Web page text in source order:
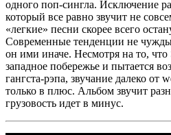
одного поп-сингла. Исключение
который все равно звучит не
«легкие» песни скорее всего
Современные тенденции не чужды
он ими иначе. Несмотря на то, что
западное побережье и пытается
гангста-рэпа, звучание далеко от
только в плюс. Альбом звучит
грузовость идет в минус.